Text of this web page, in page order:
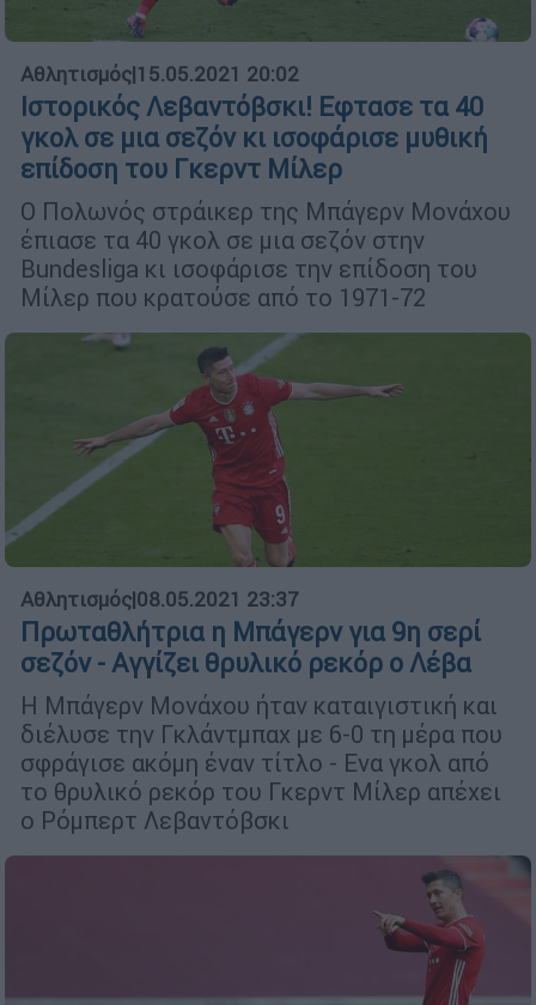
Αθλητισμός|15.05.2021 20:02
Ιστορικός Λεβαντόβσκι! Εφτασε τα 40
γκολ σε μια σεζόν κι ισοφάρισε μυθική
επίδοση του Γκερντ Μίλερ
Ο Πολωνός στράικερ της Μπάγερν Μονάχου
έπιασε τα 40 γκολ σε μια σεζόν στην
Bundesliga κι ισοφάρισε την επίδοση του
Μίλερ που κρατούσε από το 1971-72
Αθλητισμός|08.05.2021 23:37
Πρωταθλήτρια η Μπάγερν για 9η σερί
σεζόν - Αγγίζει θρυλικό ρεκόρ ο Λέβα
Η Μπάγερν Μονάχου ήταν καταιγιστική και
διέλυσε την Γκλάντμπαχ με 6-0 τη μέρα που
σφράγισε ακόμη έναν τίτλο - Ενα γκολ από
το θρυλικό ρεκόρ του Γκερντ Μίλερ απέχει
ο Ρόμπερτ Λεβαντόβσκι